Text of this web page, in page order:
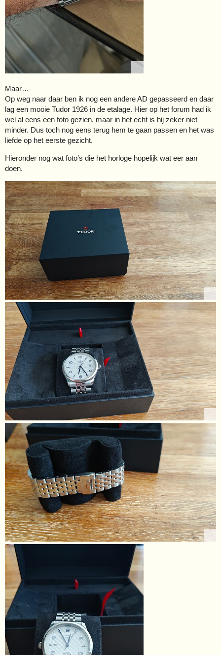
Maar…
Op weg naar daar ben ik nog een andere AD gepasseerd en daar
lag een mooie Tudor 1926 in de etalage. Hier op het forum had ik
wel al eens een foto gezien, maar in het echt is hij zeker niet
minder. Dus toch nog eens terug hem te gaan passen en het was
liefde op het eerste gezicht.
Hieronder nog wat foto’s die het horloge hopelijk wat eer aan
doen.